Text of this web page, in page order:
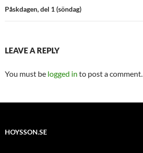
Påskdagen, del 1 (söndag)
LEAVE A REPLY
You must be logged in to post a comment.
HOYSSON.SE